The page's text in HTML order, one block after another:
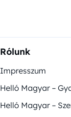
Rólunk
Impresszum
Helló Magyar –
Helló Magyar –